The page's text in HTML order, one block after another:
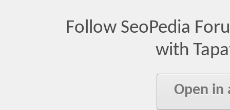
Follow SeoPedia
with
Open in